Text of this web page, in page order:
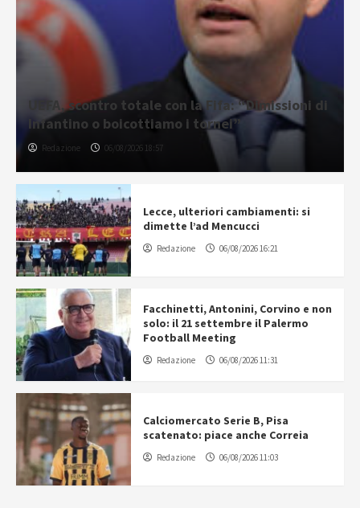
UEFA, scontro totale con la Fifa: “Dimissioni di
Infantino o boicottiamo i tornei”
Redazione 06/08/2026 18:57
Lecce, ulteriori cambiamenti: si
dimette l’ad Mencucci
Redazione 06/08/2026 16:21
Facchinetti, Antonini, Corvino e non
solo: il 21 settembre il Palermo
Football Meeting
Redazione 06/08/2026 11:31
Calciomercato Serie B, Pisa
scatenato: piace anche Correia
Redazione 06/08/2026 11:03